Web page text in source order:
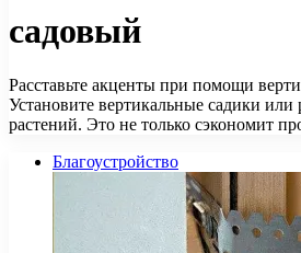
садовый
Расставьте акценты при помощи
Установите вертикальные садики
растений. Это не только сэкономит
Благоустройство